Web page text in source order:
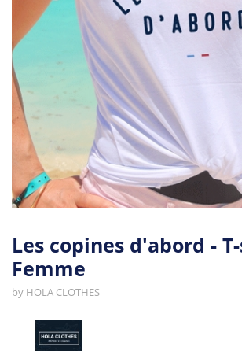
Les copines d'abord -
Femme
by HOLA CLOTHES